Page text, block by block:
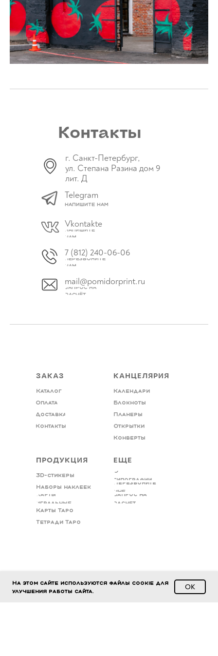
Контакты
Запрос на
расчёт
mail@pomidorprint.ru
Перезвоните
нам
7 (812) 240-06-06
Напишите
нам
Vkontakte
Напишите нам
Telegram
г. Санкт-Петербург,
ул. Степана Разина дом 9
лит. Д
На этом сайте используются файлы cookie для
улучшения работы сайта.
ОК
Запрос на
расчет
Перезвоните
мне
О
типографии
ЕЩЕ
Тетради Таро
Карты Таро
Карты
игральные
Наборы наклеек
3D-стикеры
ПРОДУКЦИЯ
Конверты
Открытки
Планеры
Блокноты
Календари
КАНЦЕЛЯРИЯ
Контакты
Доставка
Оплата
Каталог
ЗАКАЗ
Конфиденциальность